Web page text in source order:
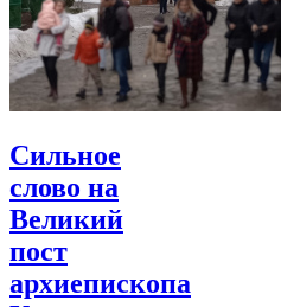
Сильное
слово на
Великий
пост
архиепископа